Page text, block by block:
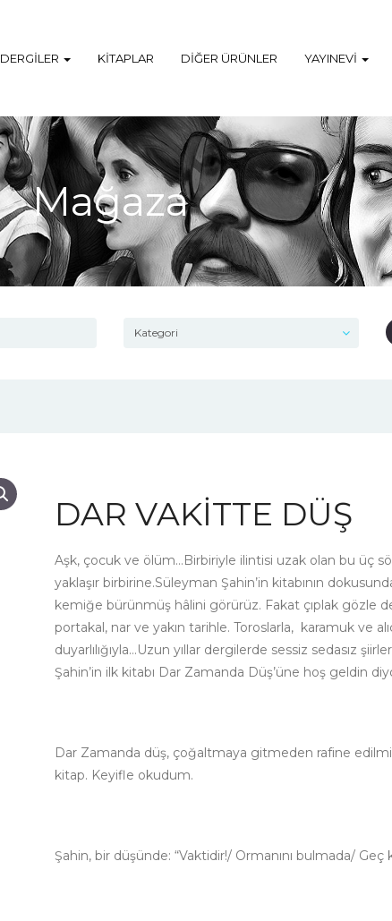
DERGILER KITAPLAR DIĞER ÜRÜNLER YAYINEVI
Mağaza
DAR VAKİTTE DÜŞ
Aşk, çocuk ve ölüm…Birbiriyle ilintisi uzak olan bu üç
yaklaşır birbirine.Süleyman Şahin’in kitabının
kemiğe bürünmüş hâlini görürüz. Fakat çıplak gözle
portakal, nar ve yakın tarihle. Toroslarla, karamuk ve
duyarlılığıyla…Uzun yıllar dergilerde sessiz sedasız
Şahin’in ilk kitabı Dar Zamanda Düş’üne hoş geldin
Dar Zamanda düş, çoğaltmaya gitmeden rafine
kitap. Keyifle okudum.
Şahin, bir düşünde: “Vaktidir!/ Ormanını bulmada/ Geç